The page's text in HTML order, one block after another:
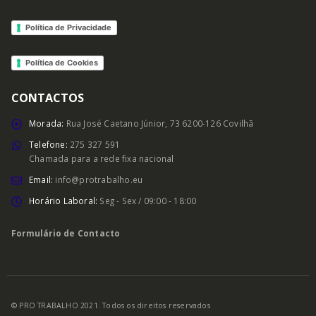
Política de Privacidade
Política de Cookies
CONTACTOS
Morada: Rua José Caetano Júnior, 73 6200-126 Covilhã
Telefone: 275 327 591
Chamada para a rede fixa nacional
Email: info@protrabalho.eu
Horário Laboral: Seg - Sex / 09:00 - 18:00
Formulário de Contacto
© PRO TRABALHO 2021. Todos os direitos reservados